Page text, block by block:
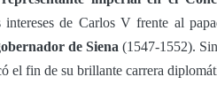
intereses de Carlos V frente al
de Siena (1547-1552).
el fin de su brillante carrera